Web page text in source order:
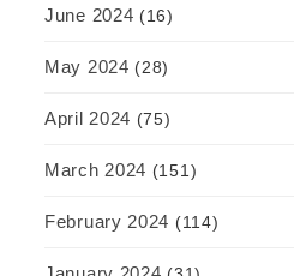
June 2024 (16)
May 2024 (28)
April 2024 (75)
March 2024 (151)
February 2024 (114)